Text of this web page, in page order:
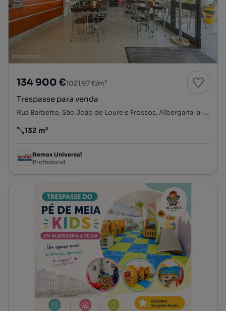
134 900 €1021,97 €/m²
Trespasse para venda
Rua Barbeito, São João de Loure e Frossos, Albergaria-a-Velha, Aveiro
Preço por metro quadrado
132 m²
Remax Universal
Profissional